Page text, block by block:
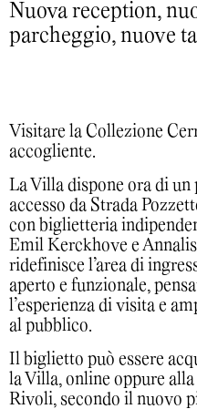
Nuova reception,
parcheggio, nuove
Visitare la Collezione
accogliente.
La Villa dispone ora di
accesso da Strada
con biglietteria
Emil Kerckhove e
ridefinisce l’area di
aperto e funzionale,
l’esperienza di visita e
al pubblico.
Il biglietto può essere
la Villa, online oppure
Rivoli, secondo il nuovo